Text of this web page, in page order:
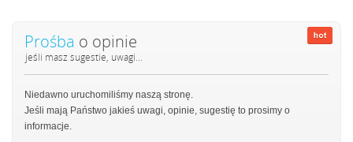
Prośba o opinie
jeśli masz sugestie, uwagi...
Niedawno uruchomiliśmy naszą stronę.
Jeśli mają Państwo jakieś uwagi, opinie, sugestię to prosimy o
informacje.